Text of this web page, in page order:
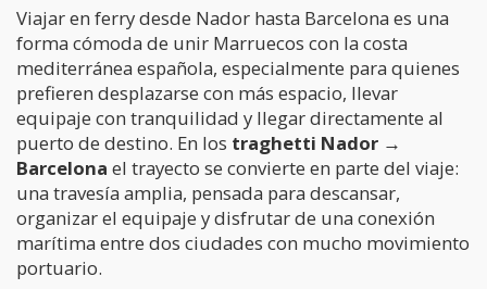
Viajar en ferry desde Nador hasta Barcelona es una
forma cómoda de unir Marruecos con la costa
mediterránea española, especialmente para quienes
prefieren desplazarse con más espacio, llevar
equipaje con tranquilidad y llegar directamente al
puerto de destino. En los traghetti Nador →
Barcelona el trayecto se convierte en parte del viaje:
una travesía amplia, pensada para descansar,
organizar el equipaje y disfrutar de una conexión
marítima entre dos ciudades con mucho movimiento
portuario.